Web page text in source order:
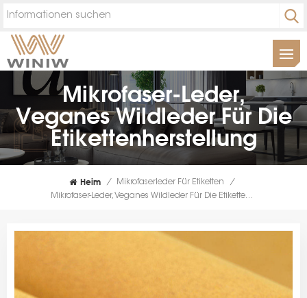
Mikrofaser-Leder,
Veganes Wildleder Für Die
Etikettenherstellung
Heim / Mikrofaserleder Für Etiketten
/
Mikrofaser-Leder, Veganes Wildleder Für Die Etikettenherstellung